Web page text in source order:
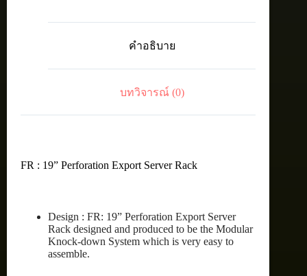
EXPORT
(60X110
คำอธิบาย
บทวิจารณ์ (0)
FR : 19” Perforation Export Server Rack
Design : FR: 19” Perforation Export Server
Rack designed and produced to be the Modular
Knock-down System which is very easy to
assemble.